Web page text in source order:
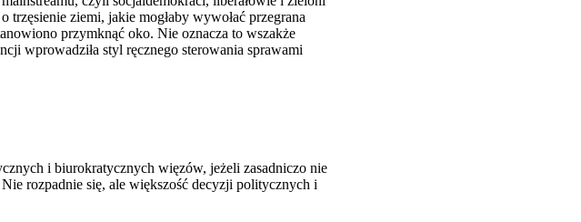
ziemi, jakie mogłaby wywołać przegrana
przymknąć oko. Nie oznacza to wszakże
wprowadziła styl ręcznego sterowania sprawami
i biurokratycznych więzów, jeżeli zasadniczo nie
rozpadnie się, ale większość decyzji politycznych i